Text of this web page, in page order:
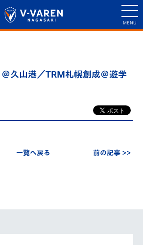
山港／TRM札幌創成＠遊学
一覧へ戻る 前の記事 >>